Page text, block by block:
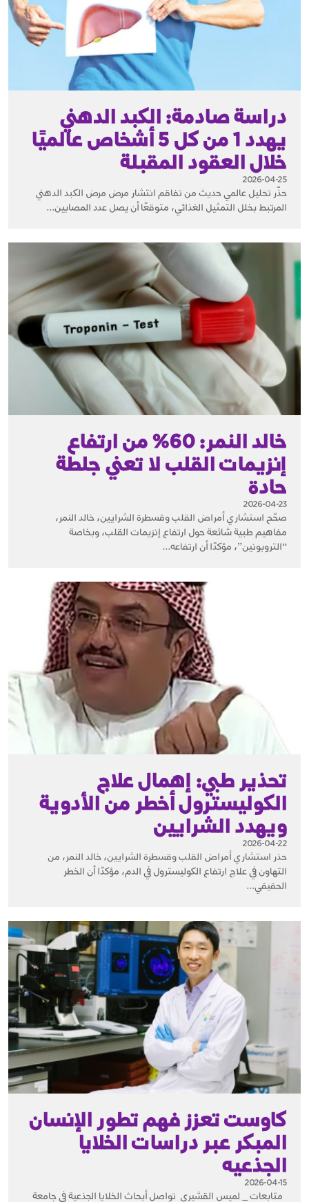
دراسة صادمة: الكبد الدهني
يهدد 1 من كل 5 أشخاص عالميًا
خلال العقود المقبلة
2026-04-25
حذّر تحليل عالمي حديث من تفاقم انتشار مرض مرض الكبد الدهني
المرتبط بخلل التمثيل الغذائي، متوقعًا أن يصل عدد المصابين...
خالد النمر: 60% من ارتفاع
إنزيمات القلب لا تعني جلطة
حادة
2026-04-23
صحّح استشاري أمراض القلب وقسطرة الشرايين، خالد النمر،
مفاهيم طبية شائعة حول ارتفاع إنزيمات القلب، وبخاصة
“التروبونين”، مؤكدًا أن ارتفاعه...
تحذير طبي: إهمال علاج
الكوليسترول أخطر من الأدوية
ويهدد الشرايين
2026-04-22
حذر استشاري أمراض القلب وقسطرة الشرايين، خالد النمر، من
التهاون في علاج ارتفاع الكوليسترول في الدم، مؤكدًا أن الخطر
الحقيقي...
كاوست تعزز فهم تطور الإنسان
المبكر عبر دراسات الخلايا
الجذعيه
2026-04-15
متابعات _ لميس القشيري تواصل أبحاث الخلايا الجذعية في جامعة